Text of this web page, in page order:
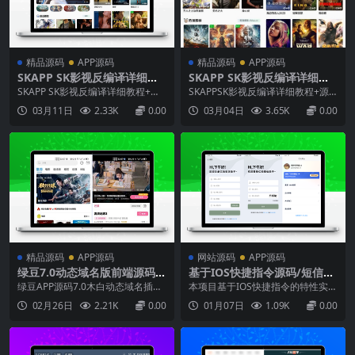
精品源码 APP源码
SKAPP SK影视反编译详细教
程+源码 含苹果端ipa
SKAPP SK影视反编译详细教程+源
码广告可关可开，也可以对接可接S
DK广告，运营级域名或者IP都可
03月11日 2.33K 0.00
精品源码 APP源码
SKAPP SK影视反编译详细教
程+源码 反编译工具推荐
SKAPPSK影视反编译详细教程+源
码广告可关可开，也可以对接可接S
DK广告，运营级域名或者IP都可
03月04日 3.65K 0.00
精品源码 APP源码
绿豆7.0动态域名版前端源码加
API插件免授权开心版
绿豆APP源码7.0木白动态域名插件
版苹果CMS原生JAVA影视源码修正
版这套源码是百分百可运行的，无
开发工具来打包封装APP绿豆和萝
卜app功能基本一样，支持投屏、
02月26日 2.21K 0.00
网站源码 APP源码
基于IOS快捷指令源码/短信接
码分享平台源码 附部署教程
本项目基于IOS快捷指令的特性实
现，通过快捷指令的http请求，实
现短信验证码的发送和接收。适用
网盘会员、做图网站会员等）账号
租借服务SMS租借服务等其他场景
01月07日 1.09K 0.00